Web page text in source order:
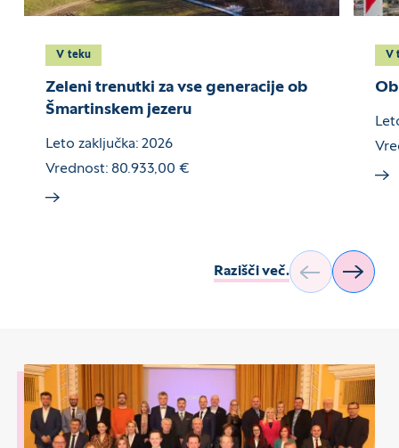
V teku
Zeleni trenutki za vse generacije ob
Šmartinskem jezeru
Leto zaključka: 2026
Vrednost: 80.933,00 €
Razišči več.